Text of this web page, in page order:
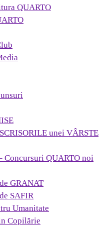
QUARTO
unei VÂRSTE
Concursuri QUARTO noi
GRANAT
SAFIR
Umanitate
Copilărie